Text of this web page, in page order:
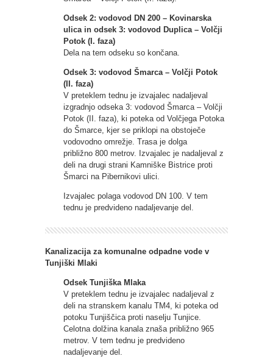
Odsek 2: vodovod DN 200 – Kovinarska
ulica in odsek 3: vodovod Duplica – Volčji
Potok (I. faza)
Dela na tem odseku so končana.
Odsek 3: vodovod Šmarca – Volčji Potok
(II. faza)
V preteklem tednu je izvajalec nadaljeval
izgradnjo odseka 3: vodovod Šmarca – Volčji
Potok (II. faza), ki poteka od Volčjega Potoka
do Šmarce, kjer se priklopi na obstoječe
vodovodno omrežje. Trasa je dolga
približno 800 metrov. Izvajalec je nadaljeval z
deli na drugi strani Kamniške Bistrice proti
Šmarci na Pibernikovi ulici.
Izvajalec polaga vodovod DN 100. V tem
tednu je predvideno nadaljevanje del.
Kanalizacija za komunalne odpadne vode v
Tunjiški Mlaki
Odsek Tunjiška Mlaka
V preteklem tednu je izvajalec nadaljeval z
deli na stranskem kanalu TM4, ki poteka od
potoku Tunjiščica proti naselju Tunjice.
Celotna dolžina kanala znaša približno 965
metrov. V tem tednu je predvideno
nadaljevanje del.